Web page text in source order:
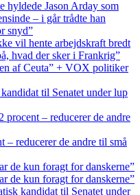
hyldede Jason Arday som
– i går trådte han
snyd”
vil hente arbejdskraft bredt
hvad der sker i Frankrig”
af Ceuta” + VOX politiker
til Senatet under lup
procent – reducerer de andre
– reducerer de andre til små
de kun foragt for danskerne”
de kun foragt for danskerne”
kandidat til Senatet under